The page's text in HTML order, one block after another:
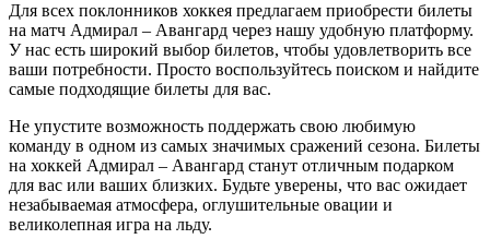
Для всех поклонников хоккея предлагаем приобрести билеты
на матч Адмирал – Авангард через нашу удобную платформу.
У нас есть широкий выбор билетов, чтобы удовлетворить все
ваши потребности. Просто воспользуйтесь поиском и найдите
самые подходящие билеты для вас.
Не упустите возможность поддержать свою любимую
команду в одном из самых значимых сражений сезона. Билеты
на хоккей Адмирал – Авангард станут отличным подарком
для вас или ваших близких. Будьте уверены, что вас ожидает
незабываемая атмосфера, оглушительные овации и
великолепная игра на льду.